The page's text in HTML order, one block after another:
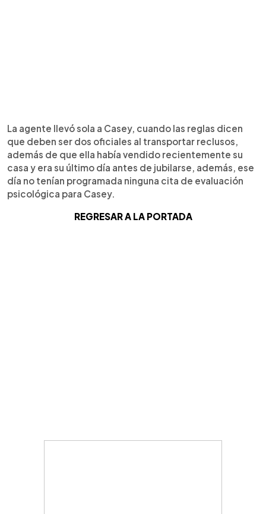
La agente llevó sola a Casey, cuando las reglas dicen
que deben ser dos oficiales al transportar reclusos,
además de que ella había vendido recientemente su
casa y era su último día antes de jubilarse, además, ese
día no tenían programada ninguna cita de evaluación
psicológica para Casey.
REGRESAR A LA PORTADA